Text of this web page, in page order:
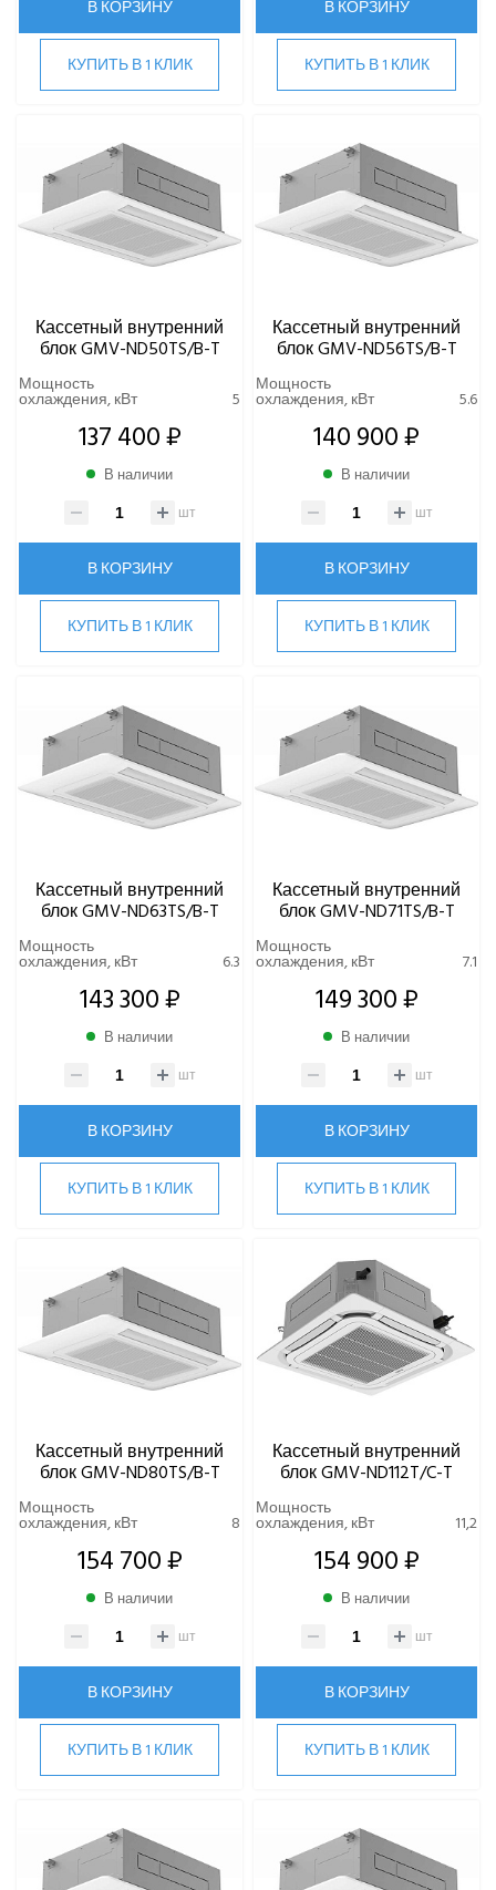
В КОРЗИНУ
КУПИТЬ В 1 КЛИК
В КОРЗИНУ
КУПИТЬ В 1 КЛИК
Кассетный внутренний
блок GMV-ND50TS/B-T
Мощность
охлаждения, кВт 5
137 400 ₽
В наличии
шт
В КОРЗИНУ
КУПИТЬ В 1 КЛИК
Кассетный внутренний
блок GMV-ND56TS/B-T
Мощность
охлаждения, кВт 5.6
140 900 ₽
В наличии
шт
В КОРЗИНУ
КУПИТЬ В 1 КЛИК
Кассетный внутренний
блок GMV-ND63TS/B-T
Мощность
охлаждения, кВт 6.3
143 300 ₽
В наличии
шт
В КОРЗИНУ
КУПИТЬ В 1 КЛИК
Кассетный внутренний
блок GMV-ND71TS/B-T
Мощность
охлаждения, кВт 7.1
149 300 ₽
В наличии
шт
В КОРЗИНУ
КУПИТЬ В 1 КЛИК
Кассетный внутренний
блок GMV-ND80TS/B-T
Мощность
охлаждения, кВт 8
154 700 ₽
В наличии
шт
В КОРЗИНУ
КУПИТЬ В 1 КЛИК
Кассетный внутренний
блок GMV-ND112T/C-T
Мощность
охлаждения, кВт 11,2
154 900 ₽
В наличии
шт
В КОРЗИНУ
КУПИТЬ В 1 КЛИК